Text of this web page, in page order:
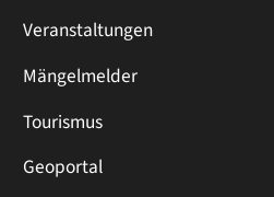
Veranstaltungen
Mängelmelder
Tourismus
Geoportal